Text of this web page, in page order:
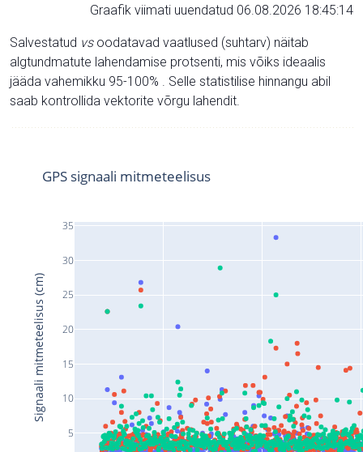
Graafik viimati uuendatud 06.08.2026 18:45:14
Salvestatud vsoodatavad vaatlused (suhtarv) näitab
algtundmatute lahendamise protsenti, mis võiks ideaalis
jääda vahemikku 95-100% . Selle statistilise hinnangu abil
saab kontrollida vektorite võrgu lahendit.
5
10
15
20
25
30
35
GPS signaali mitmeteelisus
Signaali mitmeteelisus (cm)